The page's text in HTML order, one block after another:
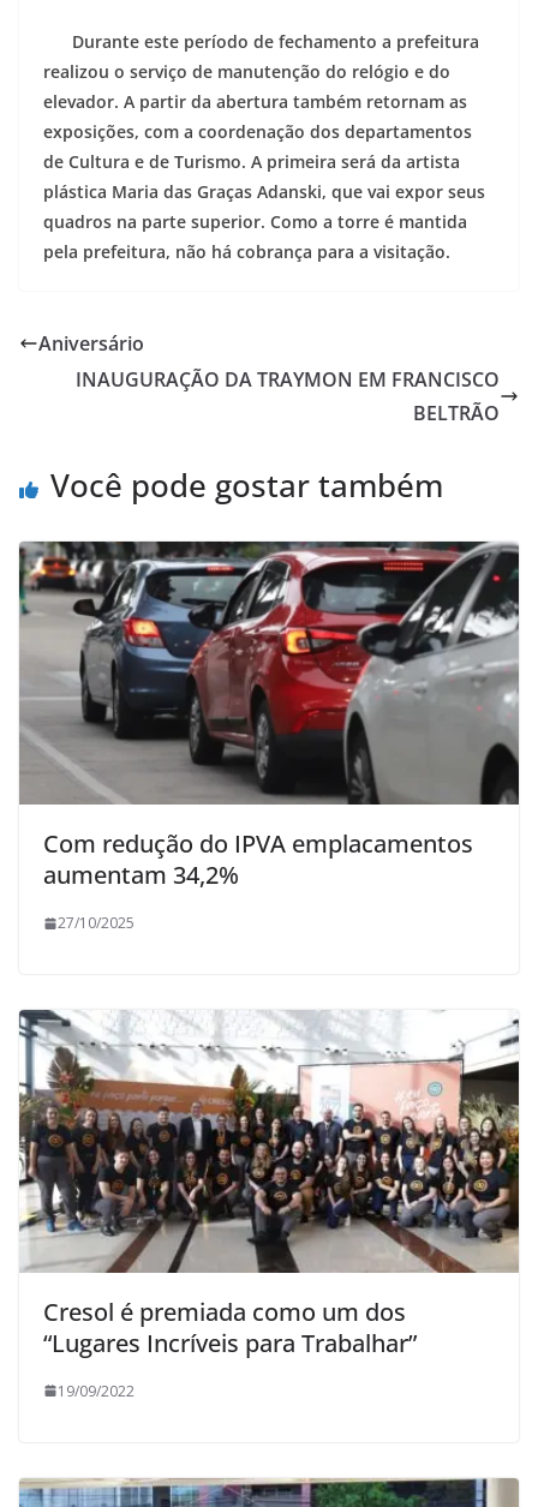
Durante este período de fechamento a prefeitura
realizou o serviço de manutenção do relógio e do
elevador. A partir da abertura também retornam as
exposições, com a coordenação dos departamentos
de Cultura e de Turismo. A primeira será da artista
plástica Maria das Graças Adanski, que vai expor seus
quadros na parte superior. Como a torre é mantida
pela prefeitura, não há cobrança para a visitação.
Aniversário
INAUGURAÇÃO DA TRAYMON EM FRANCISCO
BELTRÃO
Você pode gostar também
Com redução do IPVA emplacamentos
aumentam 34,2%
27/10/2025
Cresol é premiada como um dos
“Lugares Incríveis para Trabalhar”
19/09/2022